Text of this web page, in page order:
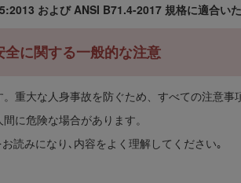
および ANSI B71.4-2017 規格に適合いた
全に関する一般的な注意
重大な人身事故を防ぐため、すべての注意事
に危険な場合があります。
読みになり､内容をよく理解してください｡